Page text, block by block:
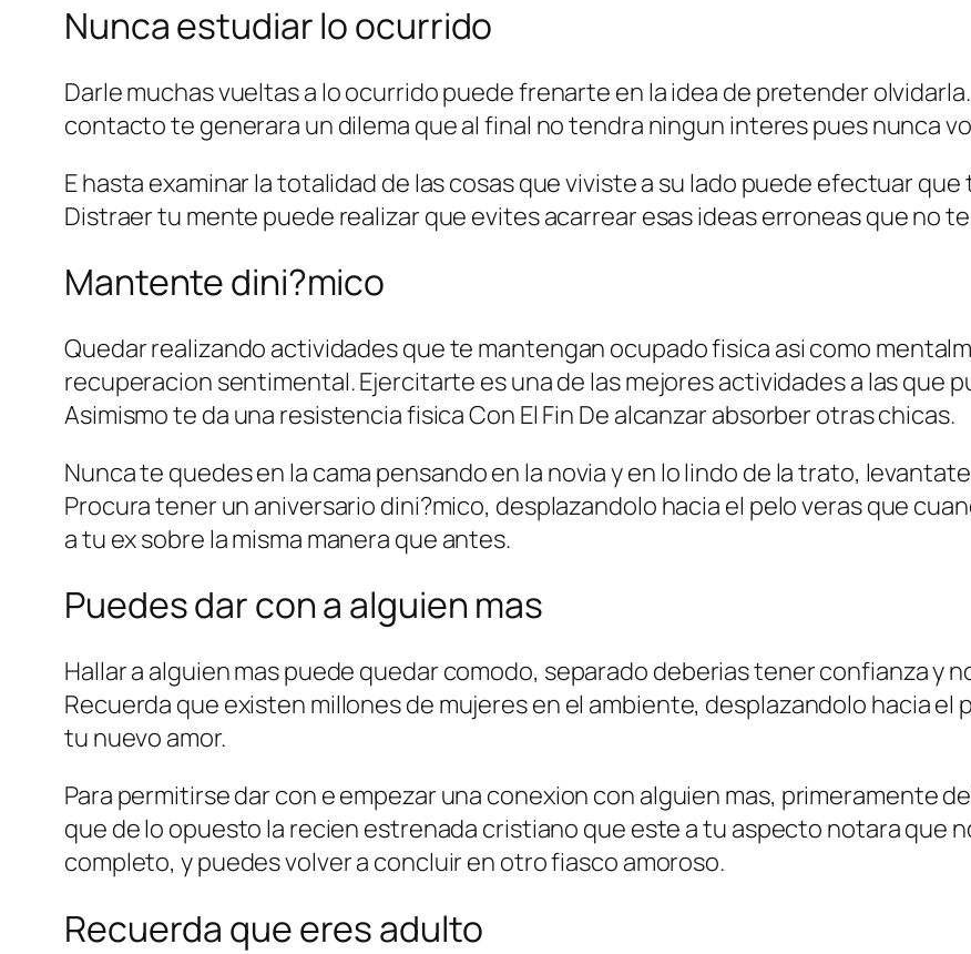
Nunca estudiar lo ocurrido
Darle muchas vueltas a lo ocurrido puede frenarte en la idea de pretender
contacto te generara un dilema que al final no tendra ningun interes pues nunca
E hasta examinar la totalidad de las cosas que viviste a su lado puede efectuar
Distraer tu mente puede realizar que evites acarrear esas ideas erroneas que no
Mantente dini?mico
Quedar realizando actividades que te mantengan ocupado fisica asi­ como
recuperacion sentimental. Ejercitarte es una de las mejores actividades a las que
Asimismo te da una resistencia fisica Con El Fin De alcanzar absorber otras chicas.
Nunca te quedes en la cama pensando en la novia y en lo lindo de la trato,
Procura tener un aniversario dini?mico, desplazandolo hacia el pelo veras que
a tu ex sobre la misma manera que antes.
Puedes dar con a alguien mas
Hallar a alguien mas puede quedar comodo, separado deberias tener confianza y
Recuerda que existen millones de mujeres en el ambiente, desplazandolo hacia
tu nuevo amor.
Para permitirse dar con e empezar una conexion con alguien mas, primeramente
que de lo opuesto la recien estrenada cristiano que este a tu aspecto notara que
completo, y puedes volver a concluir en otro fiasco amoroso.
Recuerda que eres adulto